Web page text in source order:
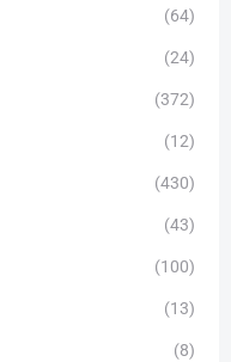
(64)
(24)
(372)
(12)
(430)
(43)
(100)
(13)
(8)